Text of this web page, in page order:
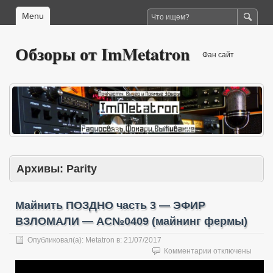
Menu
Обзоры от ImMetatron Фан сайт
Архивы: Parity
Майнить ПОЗДНО часть 3 — ЭФИР
ВЗЛОМАЛИ — AC№0409 (майнинг фермы)
Опубликовал(а): Metatron в: 21/07/2017
Комментарии к
записи
отключены